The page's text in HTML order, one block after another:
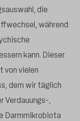
die
während
kann. Dieser
von vielen
dem wir täglich
Verdauungs-,
Darmmikrobiota